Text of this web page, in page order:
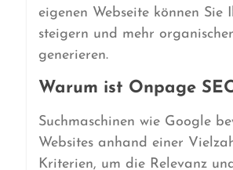
eigenen Webseite können Sie
steigern und mehr
generieren.
Warum ist Onpage
Suchmaschinen wie Google
Websites anhand einer
Kriterien, um die Relevanz